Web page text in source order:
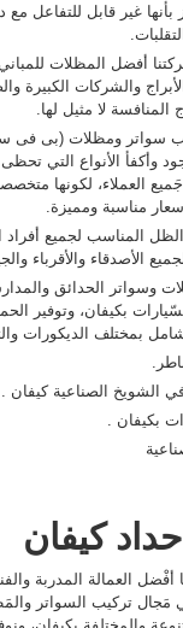
بأنها غير قابل للتفاعل مع
أفضل المظلات للمباني
والشركات الكبيرة
المنافسة لا مثيل لها.
سواتر ومظلات (بى فى
وأكفأ الأنواع التي تحظى
العملاء، لكونها
مناسبة ومميزة.
المناسب لجميع أفراد
الأصدقاء والأقرباء
وسواتر الحدائق
بكيفان، وتوفير
بمختلف الديكورات
بكيفان .
كيفان
العمالة المدربة
مَجال تركيب السواتر